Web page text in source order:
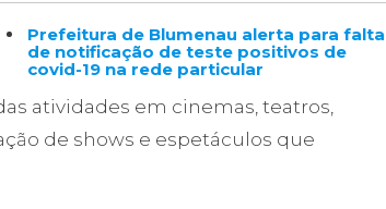
Prefeitura de Blumenau alerta para falta
de notificação de teste positivos de
covid-19 na rede particular
atividades em cinemas, teatros,
de shows e espetáculos que